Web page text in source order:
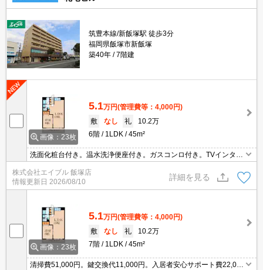
筑豊本線/新飯塚駅 徒歩3分
福岡県飯塚市新飯塚
築40年
7階建
画像：23枚
5.1万円(管理費等：4,000円)
敷
なし 礼
10.2万
6階
1LDK 45m²
洗面化粧台付き。温水洗浄便座付き。ガスコンロ付き。TVインター
ホン付き。清掃費51,000円。鍵交換代11,000円。エアコン付き。仲
介手数料家賃の0.55ヵ月分(税込)。都市ガス使用。
株式会社エイブル 飯塚店
情報更新日 2026/08/10
詳細を見る
画像：23枚
5.1万円(管理費等：4,000円)
敷
なし 礼
10.2万
7階
1LDK 45m²
清掃費51,000円。鍵交換代11,000円。入居者安心サポート費22,000